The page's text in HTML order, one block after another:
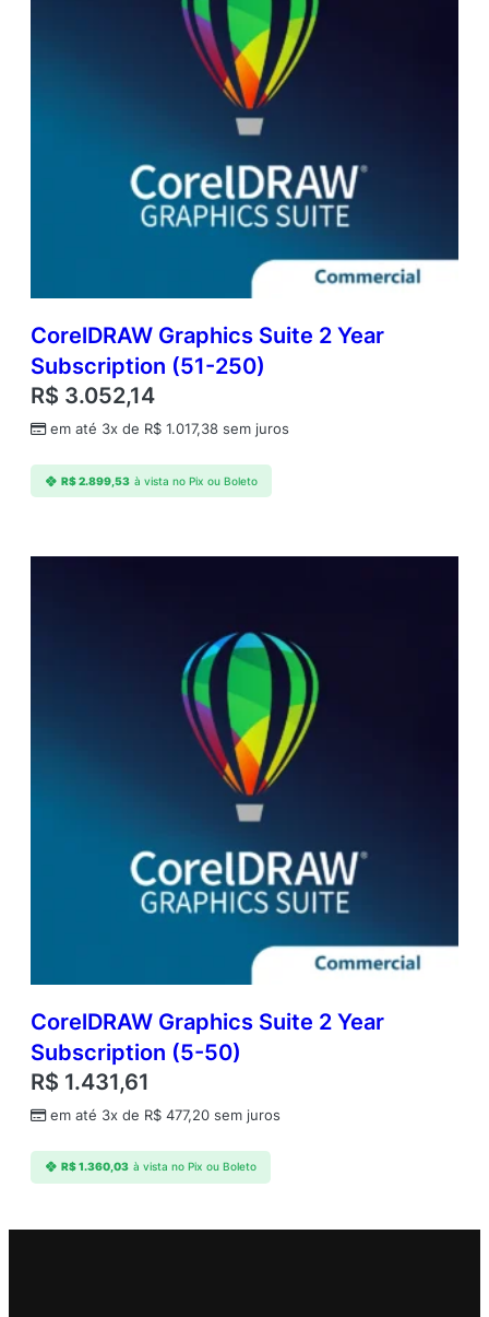
CorelDRAW Graphics Suite 2 Year
Subscription (51-250)
R$ 3.052,14
em até 3x de R$ 1.017,38 sem juros
R$2.899,53 à vista no Pix ou Boleto
CorelDRAW Graphics Suite 2 Year
Subscription (5-50)
R$ 1.431,61
em até 3x de R$ 477,20 sem juros
R$1.360,03 à vista no Pix ou Boleto